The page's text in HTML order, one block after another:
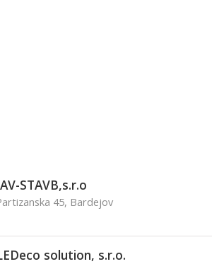
STAVB,s.r.o
45, Bardejov
solution, s.r.o.